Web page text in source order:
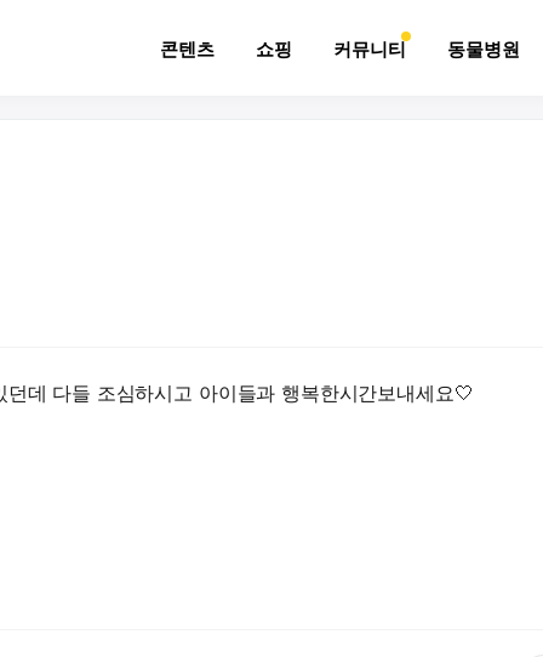
콘텐츠 쇼핑 커뮤니티 동물병원
데 다들 조심하시고 아이들과 행복한시간보내세요🤍